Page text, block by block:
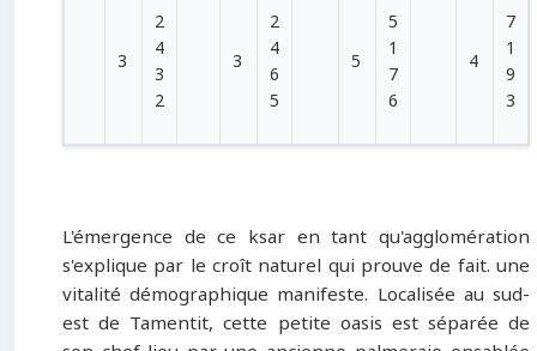
3
2
4
3
2
3
2
4
6
5
5
5
1
7
6
4
7
1
9
3
L'émergence de ce ksar en tant qu'agglomération
s'explique par le croît naturel qui prouve de fait. une
vitalité démographique manifeste. Localisée au sud-
est de Tamentit, cette petite oasis est séparée de